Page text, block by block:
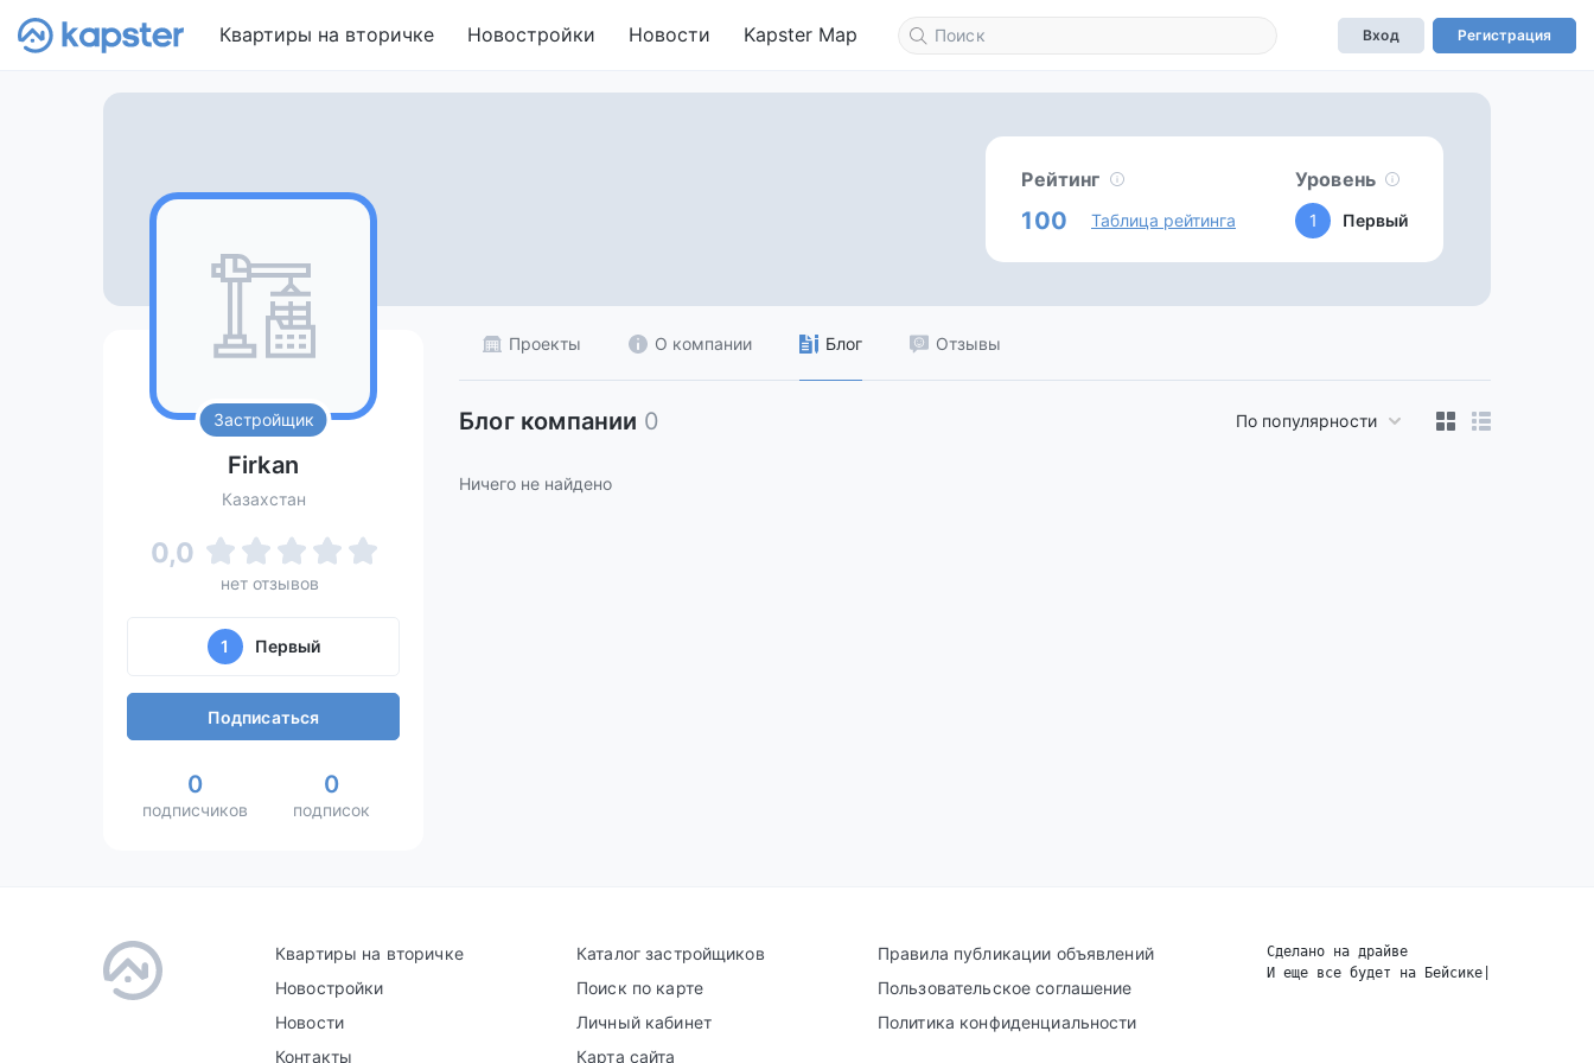
Квартиры на вторичке Новостройки Новости Kapster Map Вход Регистрация
Рейтинг
100 Таблица рейтинга
Уровень
1 Первый
Застройщик
Firkan
Казахстан
0,0
нет отзывов
1 Первый
Подписаться
0
подписчиков
0
подписок
Проекты О компании Блог Отзывы
Блог компании 0 По популярности
Ничего не найдено
Квартиры на вторичке
Новостройки
Новости
Контакты
Каталог застройщиков
Поиск по карте
Личный кабинет
Карта сайта
Правила публикации объявлений
Пользовательское соглашение
Политика конфиденциальности
Сделано на драйве
И еще все будет на Бейсике